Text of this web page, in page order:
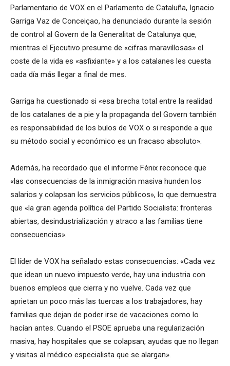
Parlamentario de VOX en el Parlamento de Cataluña, Ignacio
Garriga Vaz de Conceiçao, ha denunciado durante la sesión
de control al Govern de la Generalitat de Catalunya que,
mientras el Ejecutivo presume de «cifras maravillosas» el
coste de la vida es «asfixiante» y a los catalanes les cuesta
cada día más llegar a final de mes.
Garriga ha cuestionado si «esa brecha total entre la realidad
de los catalanes de a pie y la propaganda del Govern también
es responsabilidad de los bulos de VOX o si responde a que
su método social y económico es un fracaso absoluto».
Además, ha recordado que el informe Fénix reconoce que
«las consecuencias de la inmigración masiva hunden los
salarios y colapsan los servicios públicos», lo que demuestra
que «la gran agenda política del Partido Socialista: fronteras
abiertas, desindustrialización y atraco a las familias tiene
consecuencias».
El líder de VOX ha señalado estas consecuencias: «Cada vez
que idean un nuevo impuesto verde, hay una industria con
buenos empleos que cierra y no vuelve. Cada vez que
aprietan un poco más las tuercas a los trabajadores, hay
familias que dejan de poder irse de vacaciones como lo
hacían antes. Cuando el PSOE aprueba una regularización
masiva, hay hospitales que se colapsan, ayudas que no llegan
y visitas al médico especialista que se alargan».